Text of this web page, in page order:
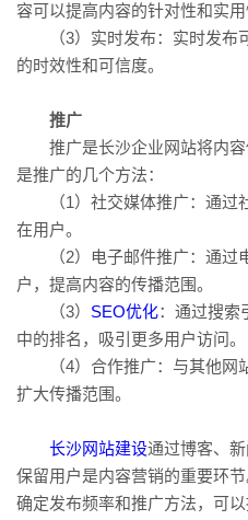
容可以提高内容的针对性和实用
（3）实时发布：实时发
的时效性和可信度。
推广
推广是长沙企业网站将内
是推广的几个方法：
（1）社交媒体推广：通
在用户。
（2）电子邮件推广：通
户，提高内容的传播范围。
（3） SEO优化：通过搜索
中的排名，吸引更多用户访问。
（4）合作推广：与其他网
扩大传播范围。
长沙网站建设通过博客、
保留用户是内容营销的重要环
确定发布频率和推广方法，可